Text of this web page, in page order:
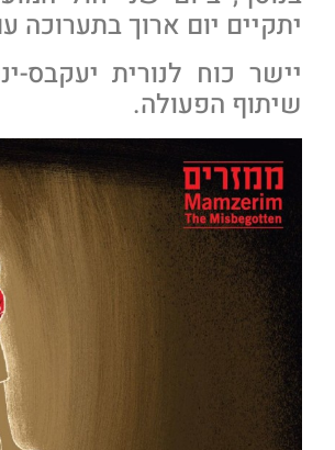
יתקיים יום ארוך בתערוכה
יישר כוח לנורית יעקבס-
שיתוף הפעולה.